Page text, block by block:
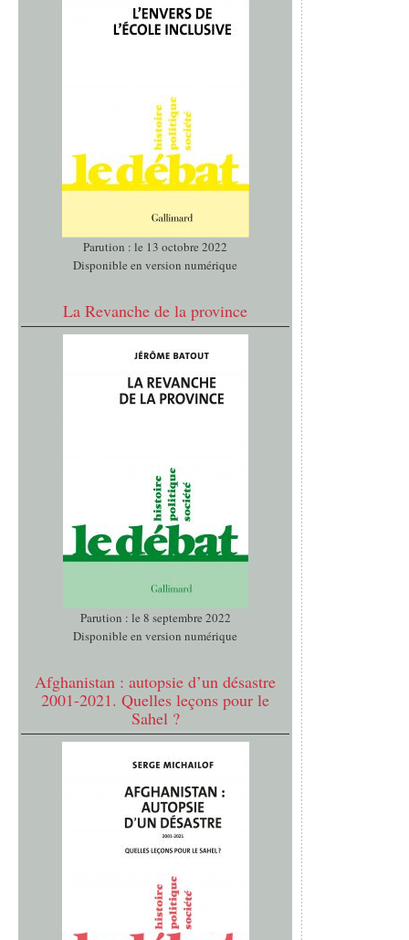
Parution : le 13 octobre 2022
Disponible en version numérique
La Revanche de la province
Parution : le 8 septembre 2022
Disponible en version numérique
Afghanistan : autopsie d’un désastre
2001-2021. Quelles leçons pour le
Sahel ?